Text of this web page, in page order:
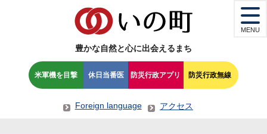
豊かな自然と心に出会えるまち
米軍機を目撃 休日当番医 防災行政アプリ 防災行政無線
Foreign language アクセス
MENU